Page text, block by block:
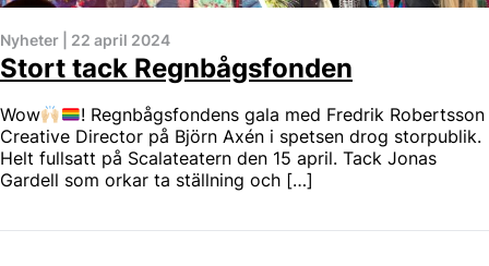
Nyheter 22 april 2024
Stort tack Regnbågsfonden
Wow
! Regnbågsfondens gala med Fredrik Robertsson
Creative Director på Björn Axén i spetsen drog storpublik.
Helt fullsatt på Scalateatern den 15 april. Tack Jonas
Gardell som orkar ta ställning och […]